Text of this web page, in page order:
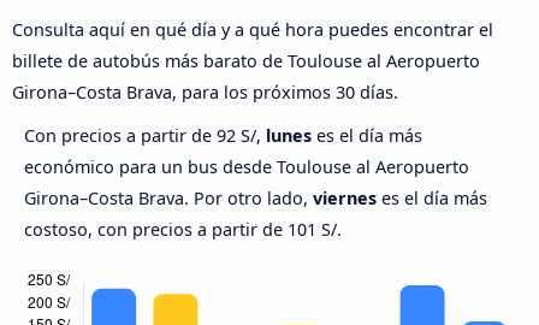
Consulta aquí en qué día y a qué hora puedes encontrar el
billete de autobús más barato de Toulouse al Aeropuerto
Girona–Costa Brava, para los próximos 30 días.
Con precios a partir de 92 S/, lunes es el día más
económico para un bus desde Toulouse al Aeropuerto
Girona–Costa Brava. Por otro lado, viernes es el día más
costoso, con precios a partir de 101 S/.